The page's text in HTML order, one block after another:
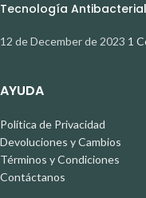
Tecnología
12 de December de 2023 1
AYUDA
Política de Privacidad
Devoluciones y Cambios
Términos y Condiciones
Contáctanos